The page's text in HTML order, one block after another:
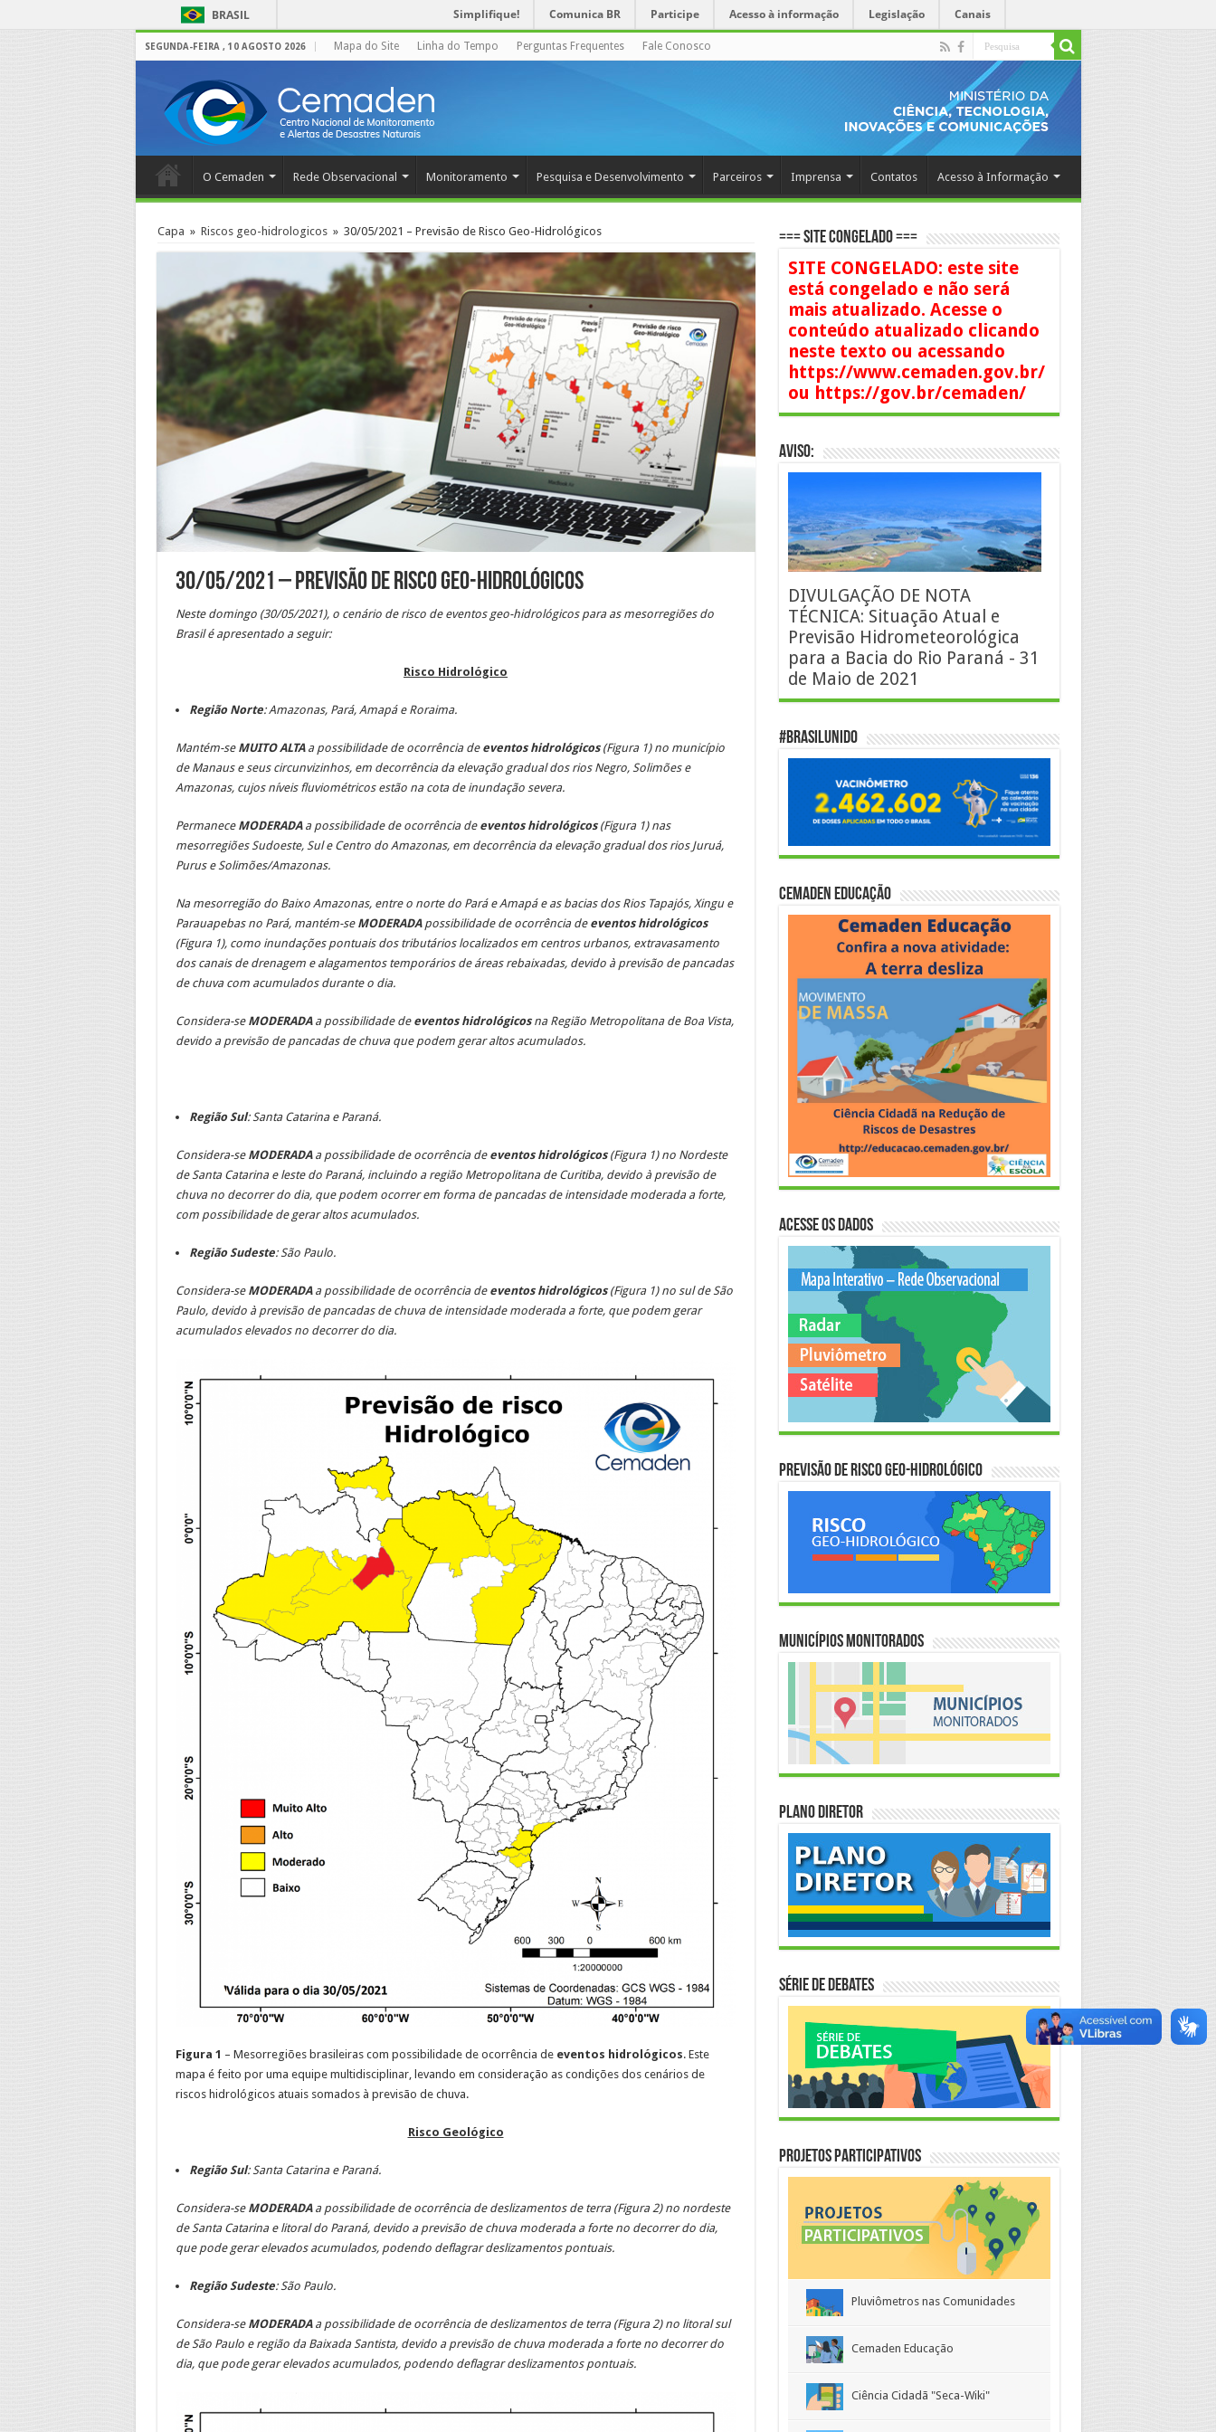
BRASIL Simplifique! Comunica BR Participe Acesso à informação Legislação Canais
SEGUNDA-FEIRA , 10 AGOSTO 2026 Mapa do Site Linha do Tempo Perguntas Frequentes Fale Conosco
O Cemaden Rede Observacional Monitoramento Pesquisa e Desenvolvimento Parceiros Imprensa Contatos Acesso à Informação
Capa » Riscos geo-hidrologicos » 30/05/2021 – Previsão de Risco Geo-Hidrológicos
30/05/2021 – Previsão de Risco Geo-Hidrológicos
Neste domingo (30/05/2021), o cenário de risco de eventos geo-hidrológicos para as mesorregiões do
Brasil é apresentado a seguir:
Risco Hidrológico
Região Norte: Amazonas, Pará, Amapá e Roraima.
Mantém-se MUITO ALTA a possibilidade de ocorrência de eventos hidrológicos(Figura 1) no município
de Manaus e seus circunvizinhos, em decorrência da elevação gradual dos rios Negro, Solimões e
Amazonas, cujos níveis fluviométricos estão na cota de inundação severa.
Permanece MODERADAa possibilidade de ocorrência de eventos hidrológicos(Figura 1) nas
mesorregiões Sudoeste, Sul e Centro do Amazonas, em decorrência da elevação gradual dos rios Juruá,
Purus e Solimões/Amazonas.
Na mesorregião do Baixo Amazonas, entre o norte do Pará e Amapá e as bacias dos Rios Tapajós, Xingu e
Parauapebas no Pará, mantém-se MODERADApossibilidade de ocorrência de eventos hidrológicos
(Figura 1), como inundações pontuais dos tributários localizados em centros urbanos, extravasamento
dos canais de drenagem e alagamentos temporários de áreas rebaixadas, devido à previsão de pancadas
de chuva com acumulados durante o dia.
Considera-se MODERADAa possibilidade de eventos hidrológicosna Região Metropolitana de Boa Vista,
devido a previsão de pancadas de chuva que podem gerar altos acumulados.
Região Sul: Santa Catarina e Paraná.
Considera-se MODERADAa possibilidade de ocorrência de eventos hidrológicos(Figura 1) no Nordeste
de Santa Catarina e leste do Paraná, incluindo a região Metropolitana de Curitiba, devido à previsão de
chuva no decorrer do dia, que podem ocorrer em forma de pancadas de intensidade moderada a forte,
com possibilidade de gerar altos acumulados.
Região Sudeste: São Paulo.
Considera-se MODERADAa possibilidade de ocorrência de eventos hidrológicos(Figura 1) no sul de São
Paulo, devido à previsão de pancadas de chuva de intensidade moderada a forte, que podem gerar
acumulados elevados no decorrer do dia.
Figura 1 – Mesorregiões brasileiras com possibilidade de ocorrência de eventos hidrológicos. Este
mapa é feito por uma equipe multidisciplinar, levando em consideração as condições dos cenários de
riscos hidrológicos atuais somados à previsão de chuva.
Risco Geológico
Região Sul:Santa Catarina e Paraná.
Considera-se MODERADAa possibilidade de ocorrência de deslizamentos de terra (Figura 2) no nordeste
de Santa Catarina e litoral do Paraná, devido a previsão de chuva moderada a forte no decorrer do dia,
que pode gerar elevados acumulados, podendo deflagrar deslizamentos pontuais.
Região Sudeste:São Paulo.
Considera-se MODERADAa possibilidade de ocorrência de deslizamentos de terra (Figura 2) no litoral sul
de São Paulo e região da Baixada Santista, devido a previsão de chuva moderada a forte no decorrer do
dia, que pode gerar elevados acumulados, podendo deflagrar deslizamentos pontuais.
=== SITE CONGELADO ===
SITE CONGELADO: este site
está congelado e não será
mais atualizado. Acesse o
conteúdo atualizado clicando
neste texto ou acessando
https://www.cemaden.gov.br/
ou https://gov.br/cemaden/
AVISO:
DIVULGAÇÃO DE NOTA
TÉCNICA: Situação Atual e
Previsão Hidrometeorológica
para a Bacia do Rio Paraná - 31
de Maio de 2021
#BrasilUnido
Cemaden Educação
Acesse os Dados
Previsão de Risco Geo-Hidrológico
Municípios Monitorados
Plano Diretor
Série de Debates
Projetos Participativos
Pluviômetros nas Comunidades
Cemaden Educação
Ciência Cidadã "Seca-Wiki"